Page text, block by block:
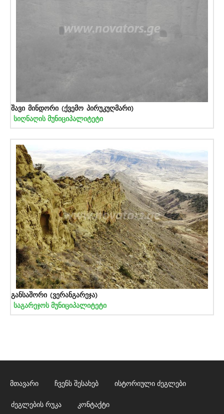
შავი მინდორი (ქვემო პირუკუღმარი)
სიღნაღის მუნიციპალიტეტი
განსაშორი (ვერანგარეჯა)
საგარეჯოს მუნიციპალიტეტი
მთავარი ჩვენს შესახებ ისტორიული ძეგლები
ძეგლების რუკა კონტაქტი